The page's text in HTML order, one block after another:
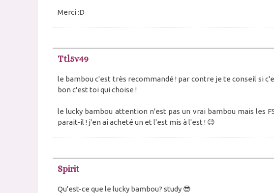
Merci :D
Ttl5v49
le bambou c'est très recommandé ! par contre je te conseil si
bon c'est toi qui choise !
le lucky bambou attention n'est pas un vrai bambou mais les
parait-il ! j'en ai acheté un et l'est mis à l'est ! 😉
Spirit
Qu'est-ce que le lucky bambou? study 😎